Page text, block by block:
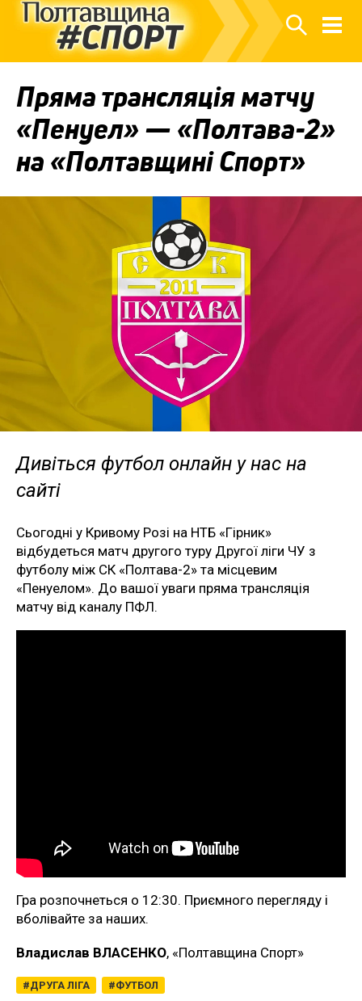
Пряма трансляція матчу
«Пенуел» — «Полтава-2»
на «Полтавщині Спорт»
Дивіться футбол онлайн у нас на
сайті
Сьогодні у Кривому Розі на НТБ «Гірник»
відбудеться матч другого туру Другої ліги ЧУ з
футболу між СК «Полтава-2» та місцевим
«Пенуелом». До вашої уваги пряма трансляція
матчу від каналу ПФЛ.
Гра розпочнеться о 12:30. Приємного перегляду і
вболівайте за наших.
Владислав ВЛАСЕНКО, «Полтавщина Спорт»
ДРУГА ЛІГА ФУТБОЛ